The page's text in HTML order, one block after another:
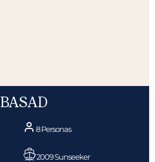
BASAD
8 Personas
2009 Sunseeker